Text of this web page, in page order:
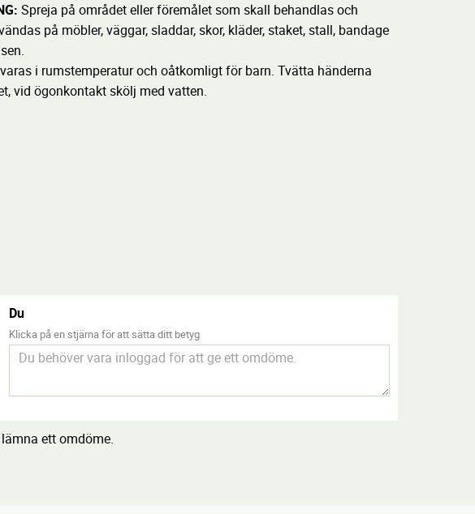
Spreja på området eller föremålet som skall behandlas och
på möbler, väggar, sladdar, skor, kläder, staket, stall, bandage
i rumstemperatur och oåtkomligt för barn. Tvätta händerna
vid ögonkontakt skölj med vatten.
Du
Klicka på en stjärna för att sätta ditt betyg
ett omdöme.